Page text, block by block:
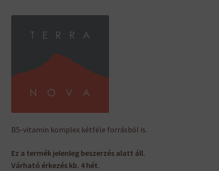
200 Ft
B5-vitamin komplex kétféle forrásból is.
Ez a termék jelenleg beszerzés alatt áll.
Várható érkezés kb. 4 hét.